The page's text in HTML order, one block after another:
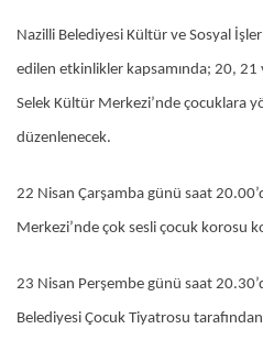
Nazilli Belediyesi Kültür ve Sosyal
edilen etkinlikler kapsamında; 20,
Selek Kültür Merkezi’nde çocuklara
düzenlenecek.
22 Nisan Çarşamba günü saat
Merkezi’nde çok sesli çocuk korosu
23 Nisan Perşembe günü saat
Belediyesi Çocuk Tiyatrosu tarafından